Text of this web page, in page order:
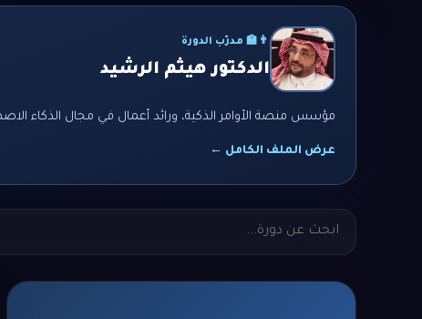
👨‍🏫 مدرّب الدورة
الدكتور هيثم الرشيد
مؤسس منصة الأوامر الذكية، ورائد أعمال في مجال الذكاء
عرض الملف الكامل ←